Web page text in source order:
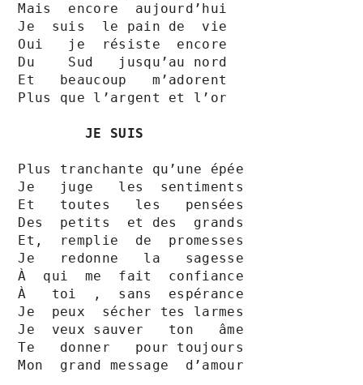
Mais  encore  aujourd’hui
Je  suis  le pain de  vie
Oui   je  résiste  encore
Du    Sud   jusqu’au nord
Et   beaucoup   m’adorent
Plus que l’argent et l’or
JE SUIS
Plus tranchante qu’une épée
Je   juge   les  sentiments
Et   toutes   les   pensées
Des  petits  et des  grands
Et,  remplie  de  promesses
Je   redonne   la   sagesse
À  qui  me  fait  confiance
À   toi  ,  sans  espérance
Je  peux  sécher tes larmes
Je  veux sauver   ton   âme
Te   donner   pour toujours
Mon  grand message  d’amour